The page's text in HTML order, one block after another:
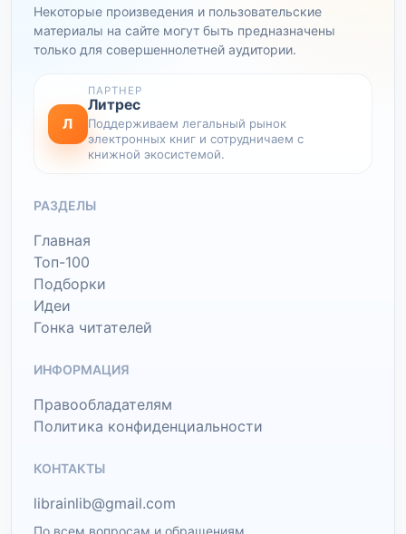
Некоторые произведения и пользовательские
материалы на сайте могут быть предназначены
только для совершеннолетней аудитории.
Л
ПАРТНЕР
Литрес
Поддерживаем легальный рынок
электронных книг и сотрудничаем с
книжной экосистемой.
РАЗДЕЛЫ
Главная
Топ-100
Подборки
Идеи
Гонка читателей
ИНФОРМАЦИЯ
Правообладателям
Политика конфиденциальности
КОНТАКТЫ
librainlib@gmail.com